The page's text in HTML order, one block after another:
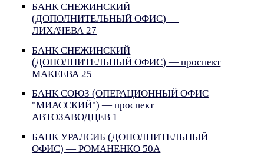
БАНК СНЕЖИНСКИЙ
(ДОПОЛНИТЕЛЬНЫЙ ОФИС) —
ЛИХАЧЕВА 27
БАНК СНЕЖИНСКИЙ
(ДОПОЛНИТЕЛЬНЫЙ ОФИС) — проспект
МАКЕЕВА 25
БАНК СОЮЗ (ОПЕРАЦИОННЫЙ ОФИС
"МИАССКИЙ") — проспект
АВТОЗАВОДЦЕВ 1
БАНК УРАЛСИБ (ДОПОЛНИТЕЛЬНЫЙ
ОФИС) — РОМАНЕНКО 50А